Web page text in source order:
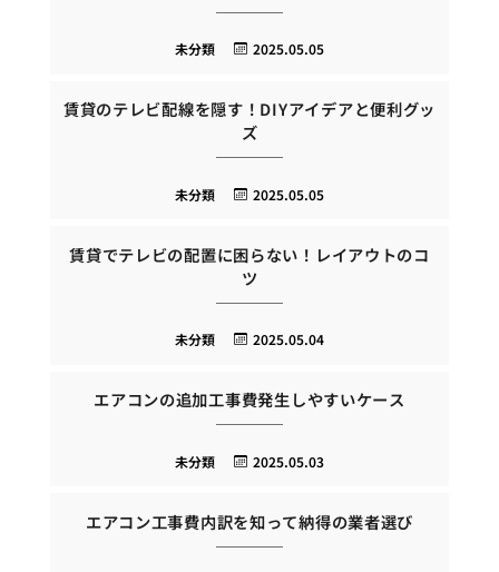
2025.05.05
未分類
賃貸のテレビ配線を隠す！DIYアイデアと便利グッ
ズ
2025.05.05
未分類
賃貸でテレビの配置に困らない！レイアウトのコ
ツ
2025.05.04
未分類
エアコンの追加工事費発生しやすいケース
2025.05.03
未分類
エアコン工事費内訳を知って納得の業者選び